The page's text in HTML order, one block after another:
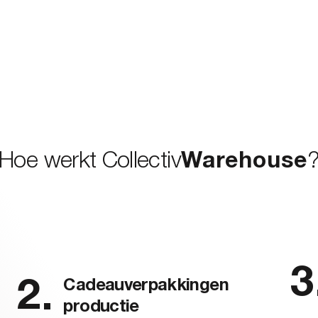
Hoe werkt CollectivWarehouse?
Cadeauverpakkingen
productie